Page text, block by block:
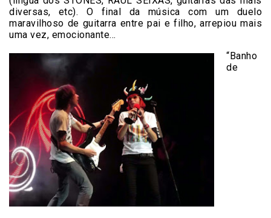
diversas, etc). O final da música com um duelo
maravilhoso de guitarra entre pai e filho, arrepiou mais
uma vez, emocionante…
“Banho
de